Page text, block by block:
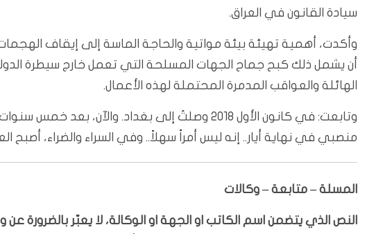
سيادة القانون في العراق.
وأكدت، أهمية تهيئة بيئة مواتية والحاجة الماسة إلى إيقاف
أن يشمل ذلك كبح جماح الجهات المسلحة التي تعمل خارج سيطرة
الهائلة والعواقب المدمرة المحتملة لهذه الأعمال.
وتابعت: في كانون الأول 2018 وصلتُ إلى بغداد.
منصبي في نهاية أيار.. إنه ليس أمراً سهلاً.. وفي السراء والضراء، أصبح
المسلة – متابعة – وكالات
النص الذي يتضمن اسم الكاتب او الجهة او الوكالة، لا يعبّر